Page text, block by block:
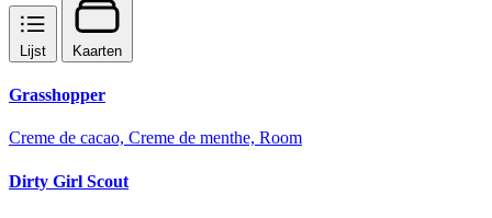
Lijst Kaarten
Grasshopper
Creme de cacao, Creme de menthe, Room
Dirty Girl Scout